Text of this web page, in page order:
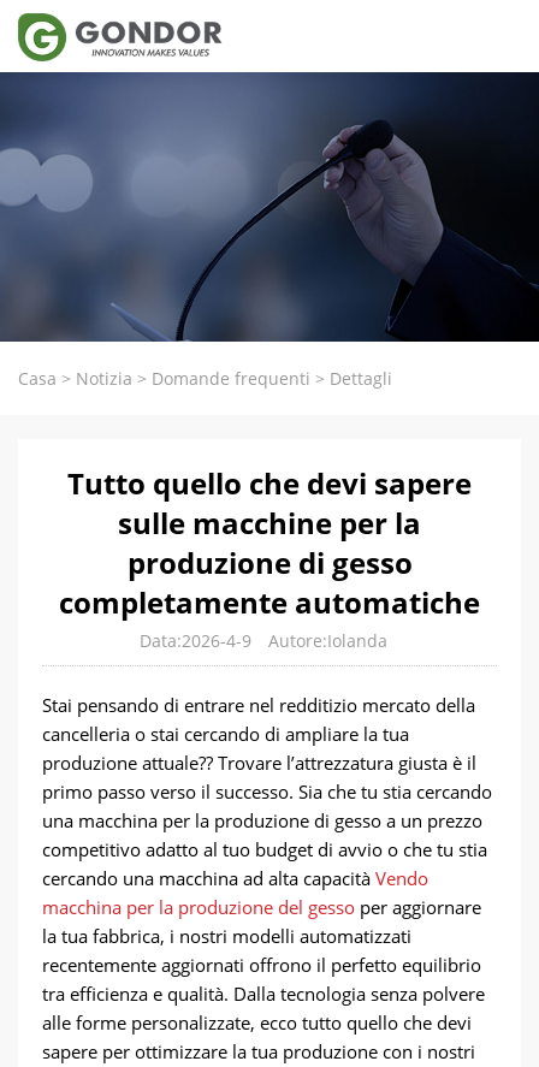
Casa > Notizia > Domande frequenti > Dettagli
Tutto quello che devi sapere
sulle macchine per la
produzione di gesso
completamente automatiche
Data:2026-4-9 Autore:Iolanda
Stai pensando di entrare nel redditizio mercato della
cancelleria o stai cercando di ampliare la tua
produzione attuale?? Trovare l’attrezzatura giusta è il
primo passo verso il successo. Sia che tu stia cercando
una macchina per la produzione di gesso a un prezzo
competitivo adatto al tuo budget di avvio o che tu stia
cercando una macchina ad alta capacità Vendo
macchina per la produzione del gesso per aggiornare
la tua fabbrica, i nostri modelli automatizzati
recentemente aggiornati offrono il perfetto equilibrio
tra efficienza e qualità. Dalla tecnologia senza polvere
alle forme personalizzate, ecco tutto quello che devi
sapere per ottimizzare la tua produzione con i nostri